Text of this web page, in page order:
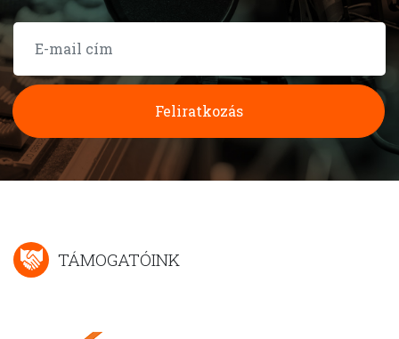
Feliratkozás
TÁMOGATÓINK